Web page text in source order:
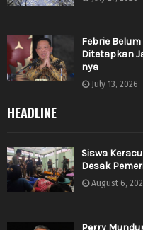
Febrie
Ditetapkan
nya
July 13, 2026
HEADLINE
Siswa
Desak
August 6,
Perry